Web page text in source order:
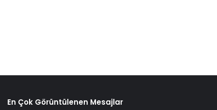
En Çok Görüntülenen Mesajlar